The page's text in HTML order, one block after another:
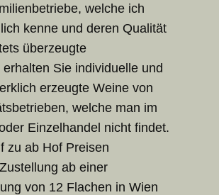
welche ich
kenne und deren Qualität
überzeugte
erhalten Sie individuelle und
erzeugte Weine von
welche man im
Einzelhandel nicht findet.
zu ab Hof Preisen
ab einer
von 12 Flachen in Wien